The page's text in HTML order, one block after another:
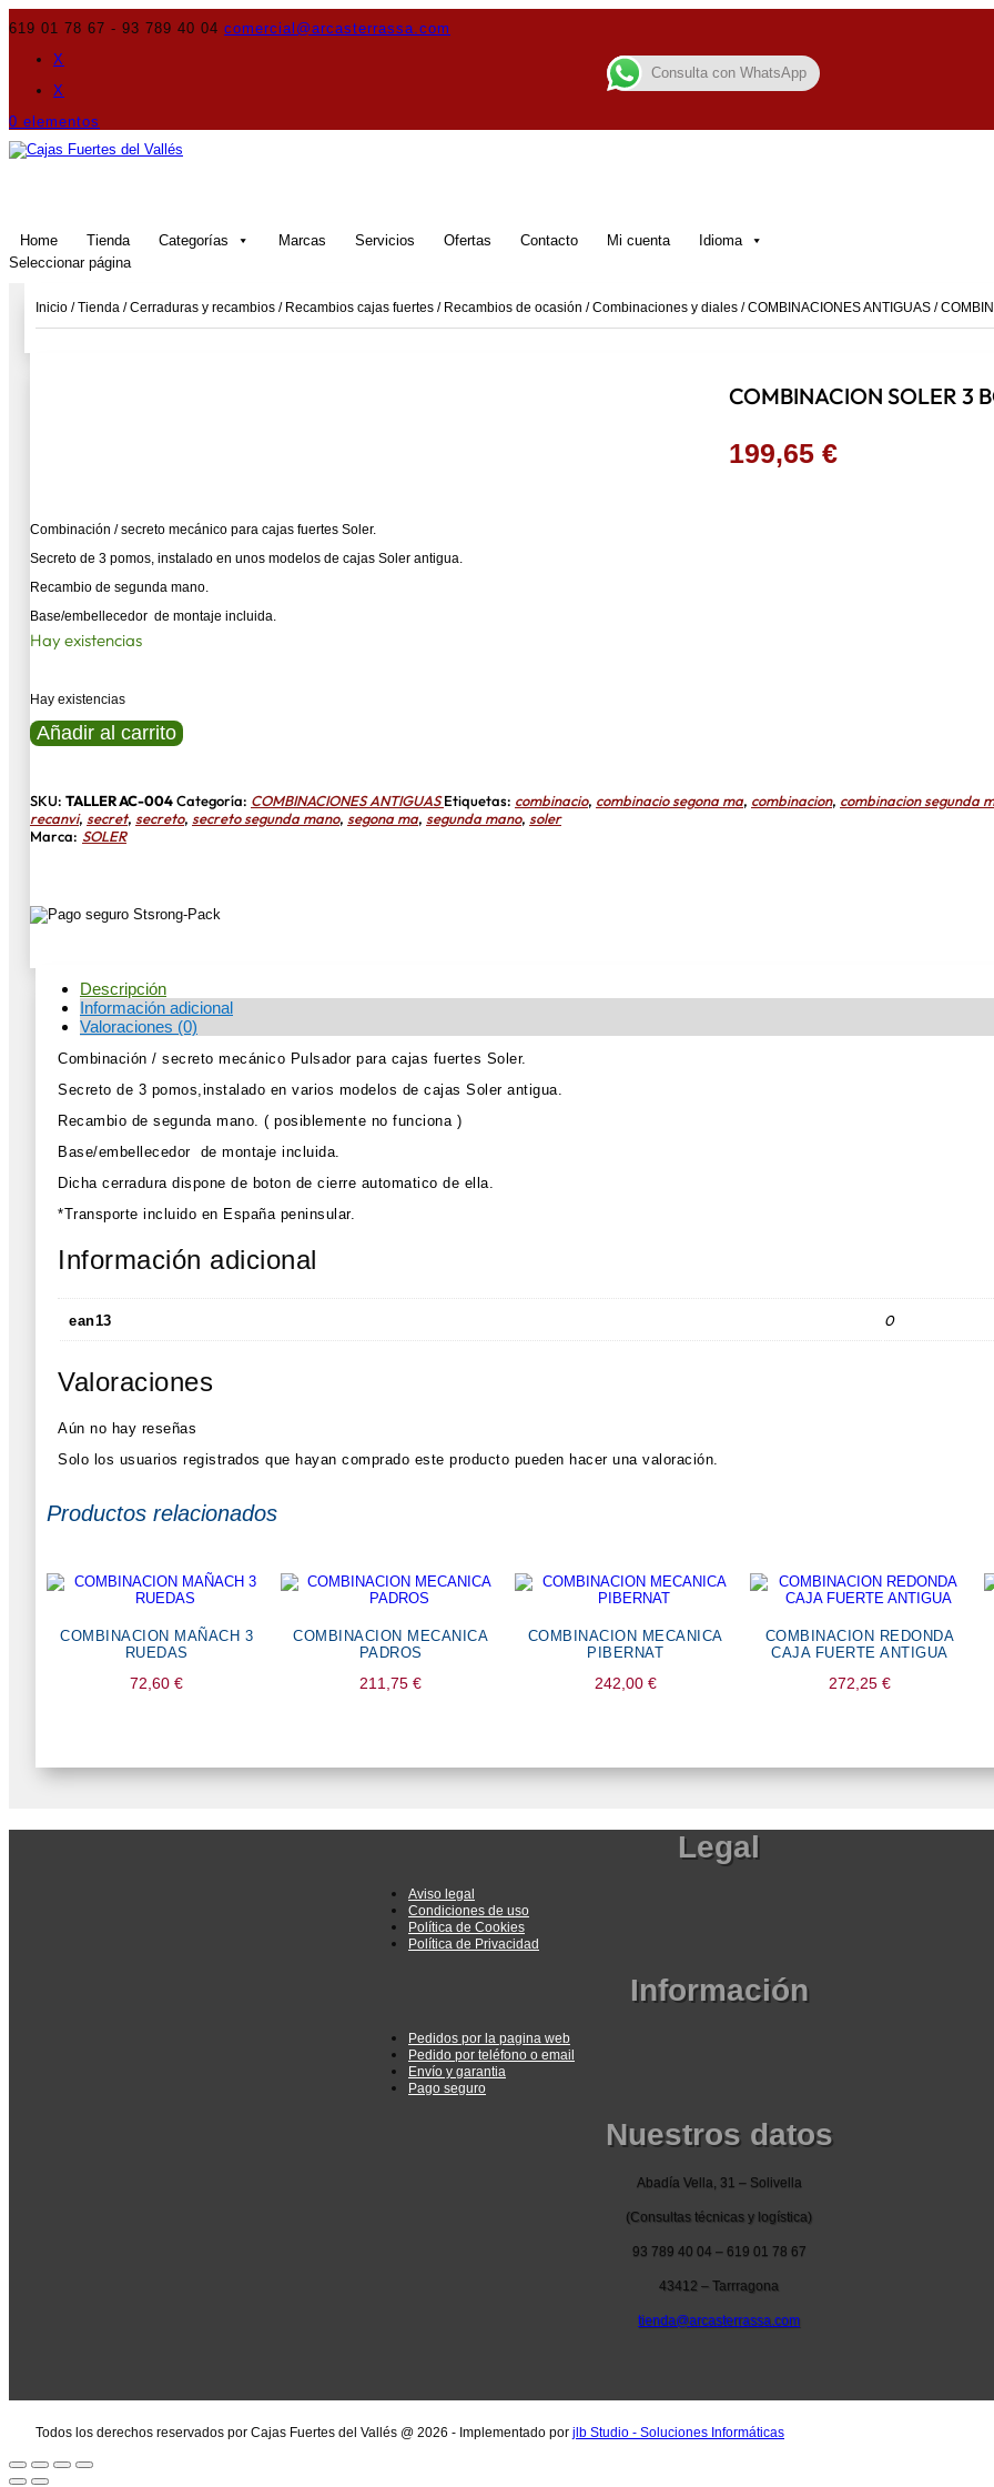
619 01 78 67 - 93 789 40 04 comercial@arcasterrassa.com
X
X
0 elementos
Home Tienda Categorías Marcas Servicios Ofertas Contacto Mi cuenta
Idioma
Seleccionar página
Inicio /Tienda /Cerraduras y recambios / Recambios cajas fuertes / Recambios de ocasión /Combinaciones y diales /COMBINACIONES ANTIGUAS /
COMBINACION SOLER 3
199,65 €
Combinación / secreto mecánico para cajas fuertes Soler.
Secreto de 3 pomos, instalado en unos modelos de cajas Soler antigua.
Recambio de segunda mano.
Base/embellecedor de montaje incluida.
Hay existencias
Hay existencias
COMBINACION
SOLER
cantidad
Añadir al carrito
SKU: TALLER AC-004Categoría: COMBINACIONES ANTIGUASEtiquetas: combinacio, combinacio segona ma, combinacion, combinacion segunda
recanvi, secret, secreto, secreto segunda mano, segona ma, segunda mano, soler
Marca: SOLER
Descripción
Información adicional
Valoraciones (0)
Combinación / secreto mecánico Pulsador para cajas fuertes Soler.
Secreto de 3 pomos,instalado en varios modelos de cajas Soler antigua.
Recambio de segunda mano. ( posiblemente no funciona )
Base/embellecedor de montaje incluida.
Dicha cerradura dispone de boton de cierre automatico de ella.
*Transporte incluido en España peninsular.
Información adicional
ean13 0
Valoraciones
Aún no hay reseñas
Solo los usuarios registrados que hayan comprado este producto pueden hacer una valoración.
Productos relacionados
COMBINACION MAÑACH 3
RUEDAS
72,60€
COMBINACION MECANICA
PADROS
211,75€
COMBINACION MECANICA
PIBERNAT
242,00 €
COMBINACION REDONDA
CAJA FUERTE ANTIGUA
272,25 €
Legal
Aviso legal
Condiciones de uso
Política de Cookies
Política de Privacidad
Información
Pedidos por la pagina web
Pedido por teléfono o email
Envío y garantia
Pago seguro
Nuestros datos
Abadía Vella, 31 – Solivella
(Consultas técnicas y logística)
93 789 40 04 – 619 01 78 67
43412 – Tarrragona
tienda@arcasterrassa.com
Todos los derechos reservados por Cajas Fuertes del Vallés @ 2026 - Implementado por jlb Studio - Soluciones Informáticas
Consulta con WhatsApp